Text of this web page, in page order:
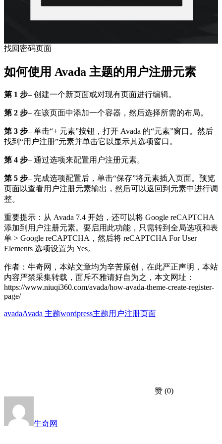
找回密码页面
如何使用 Avada 主题的用户注册元素
第 1 步– 创建一个新页面或对现有页面进行编辑。
第 2 步– 在该页面中添加一个容器，然后选择所需的布局。
第 3 步– 单击“+ 元素”按钮，打开 Avada 的“元素”窗口。然后
找到“用户注册”元素并单击它以显示其选项窗口。
第 4 步– 通过选项来配置用户注册元素。
第 5 步– 完成选项配置后，单击“保存”将元素插入页面。预览
页面以查看用户注册元素输出，然后可以返回到元素中进行调
整。
重要提示：从 Avada 7.4 开始，还可以将 Google reCAPTCHA
添加到用户注册元素。要启用此功能，只需转到全局选项和表
单 > Google reCAPTCHA，然后将 reCAPTCHA For User
Elements 选项设置为 Yes。
作者：牛奇网，本站文章均为辛苦原创，在此严正声明，本站
内容严禁采集转载，面斥不雅请好自为之，本文网址：
https://www.niuqi360.com/avada/how-avada-theme-create-register-
page/
avadaAvada 主题wordpress主题用户注册页面
赞 (0)
牛奇网